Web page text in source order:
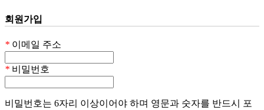
회원가입
* 이메일 주소
* 비밀번호
비밀번호는 6자리 이상이어야 하며 영문과 숫자를 반드시 포